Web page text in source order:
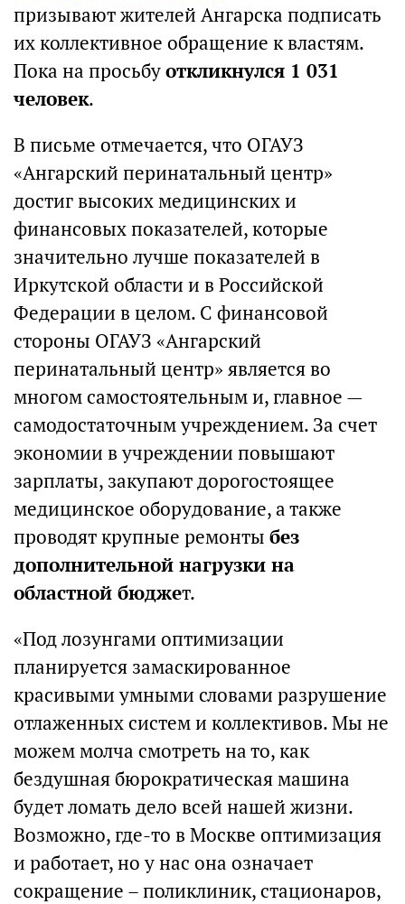
призывают жителей Ангарска подписать
их коллективное обращение к властям.
Пока на просьбуоткликнулся 1 031
человек.
В письме отмечается, что ОГАУЗ
«Ангарский перинатальный центр»
достиг высоких медицинских и
финансовых показателей, которые
значительно лучше показателей в
Иркутской области и в Российской
Федерации в целом. С финансовой
стороны ОГАУЗ «Ангарский
перинатальный центр» является во
многом самостоятельным и, главное —
самодостаточным учреждением. За счет
экономии в учреждении повышают
зарплаты, закупают дорогостоящее
медицинское оборудование, а также
проводят крупные ремонты без
дополнительной нагрузки на
областной бюджет.
«Под лозунгами оптимизации
планируется замаскированное
красивыми умными словами разрушение
отлаженных систем и коллективов. Мы не
можем молча смотреть на то, как
бездушная бюрократическая машина
будет ломать дело всей нашей жизни.
Возможно, где-то в Москве оптимизация
и работает, но у нас она означает
сокращение – поликлиник, стационаров,